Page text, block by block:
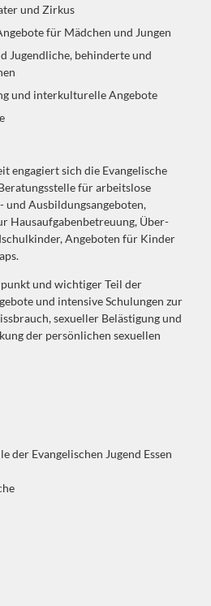
und Zirkus
für Mädchen und Jungen
Jugendliche, behinderte und
und interkulturelle Angebote
engagiert sich die Evangelische
für arbeitslose
und Ausbildungsangeboten,
Hausaufgabenbetreuung, Über-
Angeboten für Kinder
und wichtiger Teil der
und intensive Schulungen zur
sexueller Belästigung und
der persönlichen sexuellen
der Evangelischen Jugend Essen